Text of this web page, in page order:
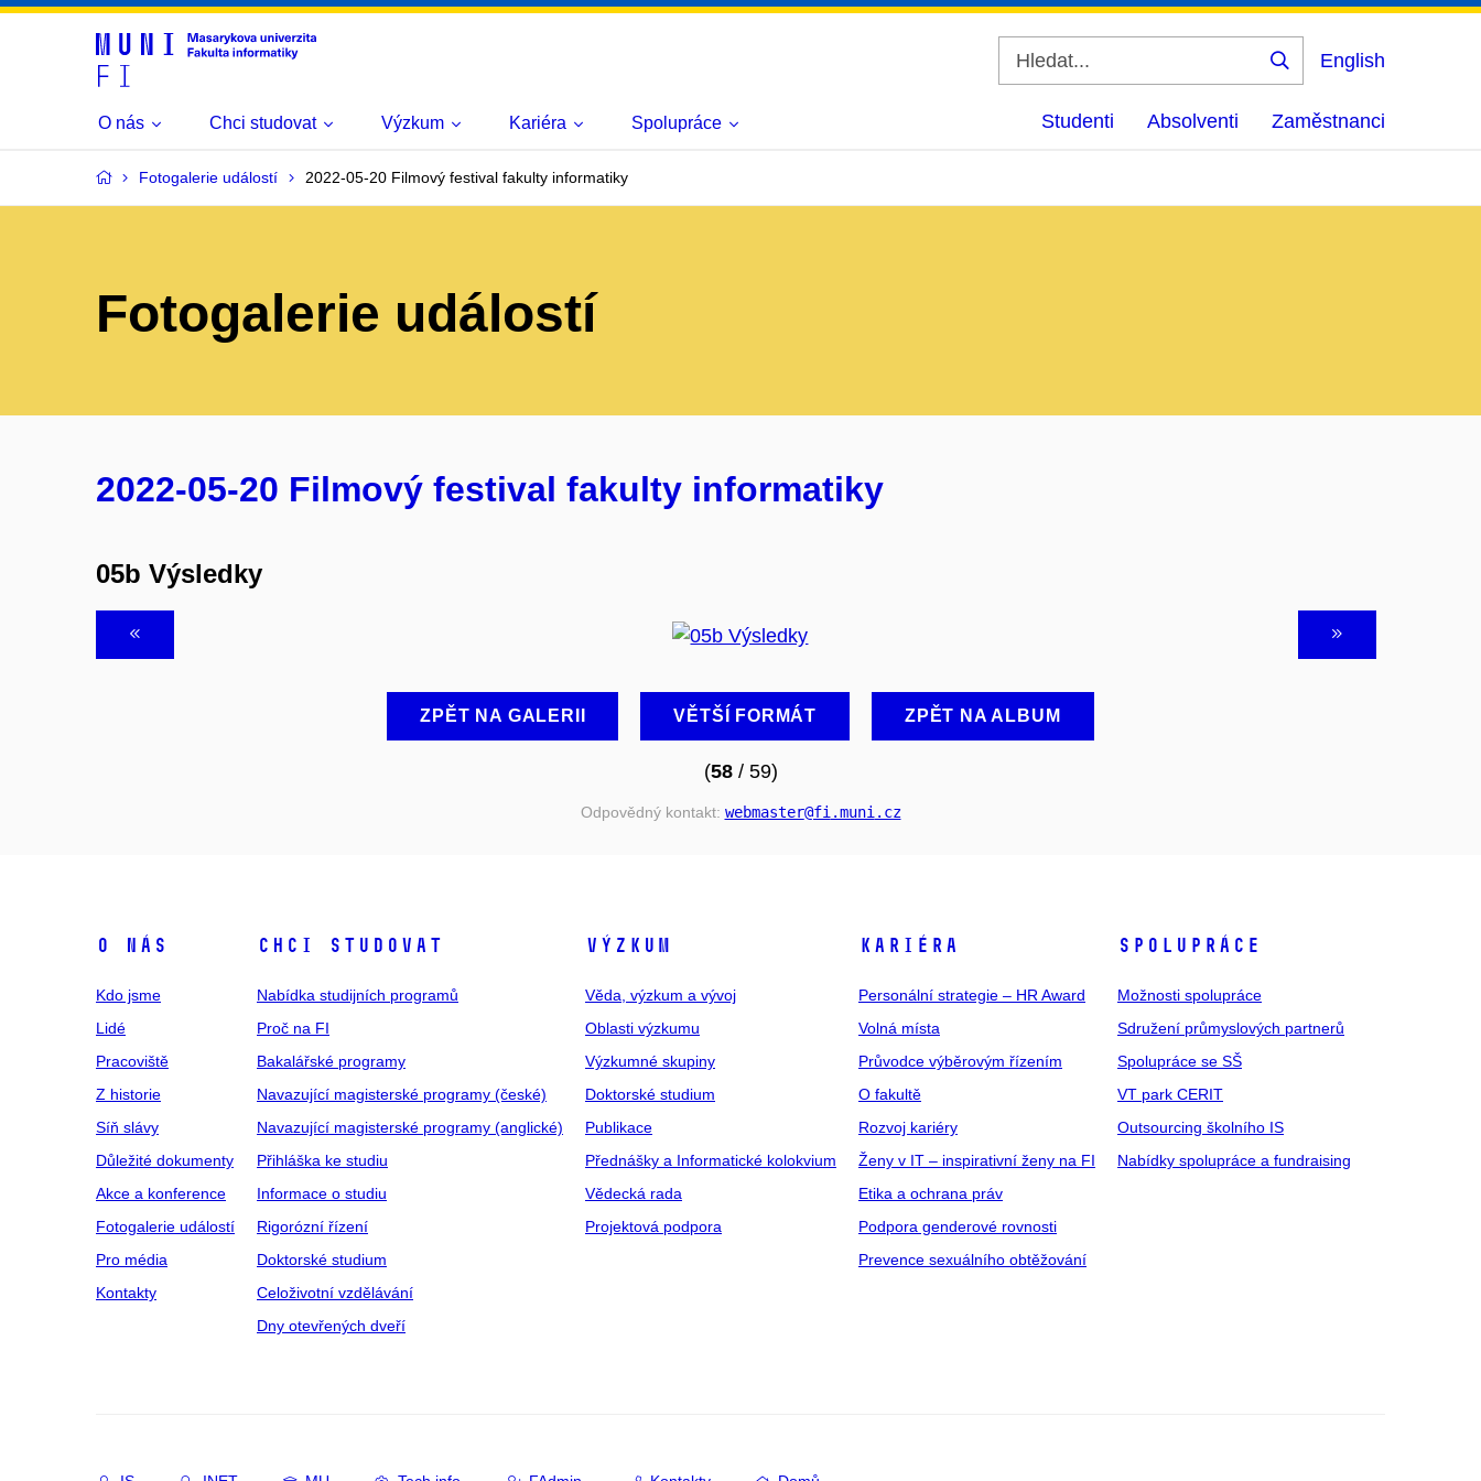
Vyhledat
English
O nás Chci studovat Výzkum Kariéra Spolupráce Studenti Absolventi Zaměstnanci
Fotogalerie událostí 2022-05-20 Filmový festival fakulty informatiky
Fotogalerie událostí
2022-05-20 Filmový festival fakulty informatiky
05b Výsledky
ZPĚT NA GALERII VĚTŠÍ FORMÁT ZPĚT NA ALBUM
(58/ 59)
Odpovědný kontakt: webmaster@fi .muni .cz
O NÁS
Kdo jsme
Lidé
Pracoviště
Z historie
Síň slávy
Důležité dokumenty
Akce a konference
Fotogalerie událostí
Pro média
Kontakty
CHCI STUDOVAT
Nabídka studijních programů
Proč na FI
Bakalářské programy
Navazující magisterské programy (české)
Navazující magisterské programy (anglické)
Přihláška ke studiu
Informace o studiu
Rigorózní řízení
Doktorské studium
Celoživotní vzdělávání
Dny otevřených dveří
VÝZKUM
Věda, výzkum a vývoj
Oblasti výzkumu
Výzkumné skupiny
Doktorské studium
Publikace
Přednášky a Informatické kolokvium
Vědecká rada
Projektová podpora
KARIÉRA
Personální strategie – HR Award
Volná místa
Průvodce výběrovým řízením
O fakultě
Rozvoj kariéry
Ženy v IT – inspirativní ženy na FI
Etika a ochrana práv
Podpora genderové rovnosti
Prevence sexuálního obtěžování
SPOLUPRÁCE
Možnosti spolupráce
Sdružení průmyslových partnerů
Spolupráce se SŠ
VT park CERIT
Outsourcing školního IS
Nabídky spolupráce a fundraising